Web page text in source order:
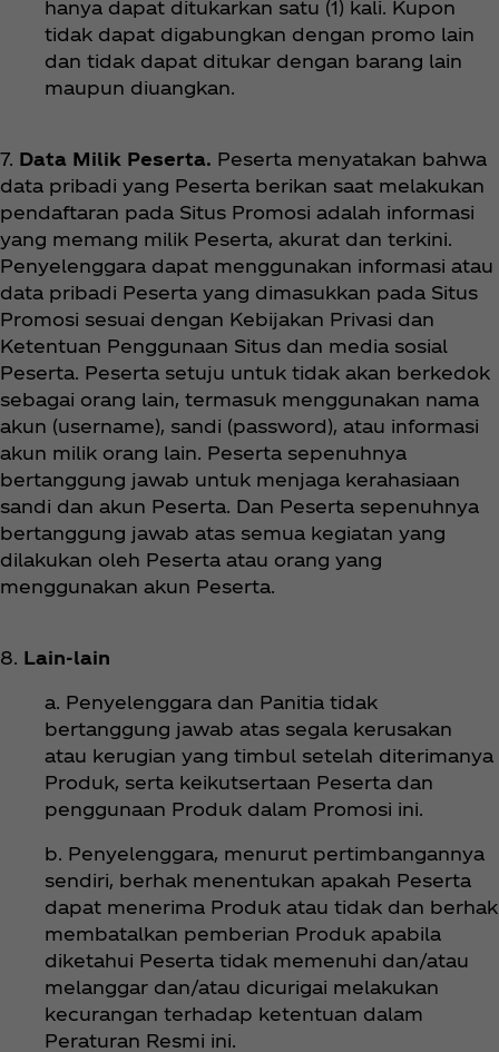
hanya dapat ditukarkan satu (1) kali. Kupon
tidak dapat digabungkan dengan promo lain
dan tidak dapat ditukar dengan barang lain
maupun diuangkan.
7. Data Milik Peserta. Peserta menyatakan bahwa
data pribadi yang Peserta berikan saat melakukan
pendaftaran pada Situs Promosi adalah informasi
yang memang milik Peserta, akurat dan terkini.
Penyelenggara dapat menggunakan informasi atau
data pribadi Peserta yang dimasukkan pada Situs
Promosi sesuai dengan Kebijakan Privasi dan
Ketentuan Penggunaan Situs dan media sosial
Peserta. Peserta setuju untuk tidak akan berkedok
sebagai orang lain, termasuk menggunakan nama
akun (username), sandi (password), atau informasi
akun milik orang lain. Peserta sepenuhnya
bertanggung jawab untuk menjaga kerahasiaan
sandi dan akun Peserta. Dan Peserta sepenuhnya
bertanggung jawab atas semua kegiatan yang
dilakukan oleh Peserta atau orang yang
menggunakan akun Peserta.
8. Lain-lain
a. Penyelenggara dan Panitia tidak
bertanggung jawab atas segala kerusakan
atau kerugian yang timbul setelah diterimanya
Produk, serta keikutsertaan Peserta dan
penggunaan Produk dalam Promosi ini.
b. Penyelenggara, menurut pertimbangannya
sendiri, berhak menentukan apakah Peserta
dapat menerima Produk atau tidak dan berhak
membatalkan pemberian Produk apabila
diketahui Peserta tidak memenuhi dan/atau
melanggar dan/atau dicurigai melakukan
kecurangan terhadap ketentuan dalam
Peraturan Resmi ini.